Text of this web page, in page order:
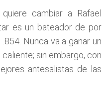
cambiar a Rafael
es un bateador de por
Nunca va a ganar un
sin embargo, con
antesalistas de las